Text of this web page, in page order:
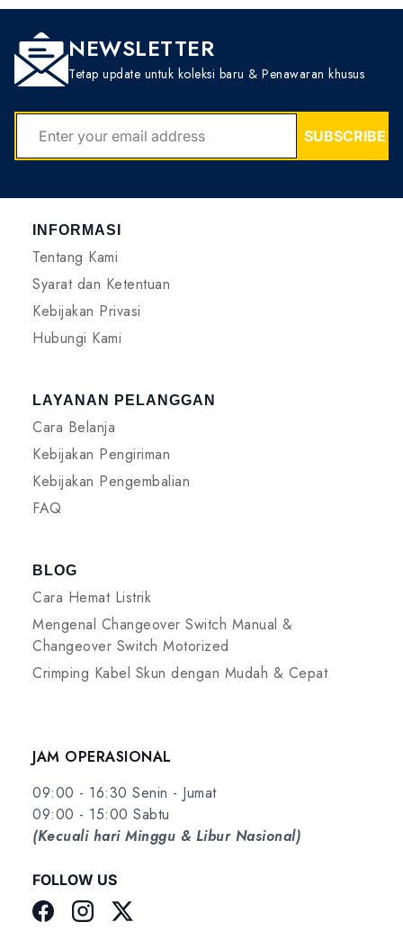
NEWSLETTER
Tetap update untuk koleksi baru & Penawaran khusus
SUBSCRIBE
INFORMASI
Tentang Kami
Syarat dan Ketentuan
Kebijakan Privasi
Hubungi Kami
LAYANAN PELANGGAN
Cara Belanja
Kebijakan Pengiriman
Kebijakan Pengembalian
FAQ
BLOG
Cara Hemat Listrik
Mengenal Changeover Switch Manual &
Changeover Switch Motorized
Crimping Kabel Skun dengan Mudah & Cepat
JAM OPERASIONAL
09:00 - 16:30 Senin - Jumat
09:00 - 15:00 Sabtu
(Kecuali hari Minggu & Libur Nasional)
FOLLOW US
FacebookInstagramTwitter